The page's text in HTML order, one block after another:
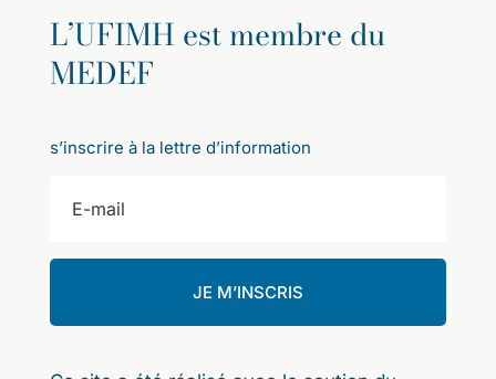
L’UFIMH est membre du
MEDEF
s’inscrire à la lettre d’information
JE M’INSCRIS